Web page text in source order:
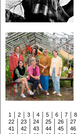
1 2 3 4 5 6 7 8
22
23 24 25 26 27
41
42 43 44 45 46